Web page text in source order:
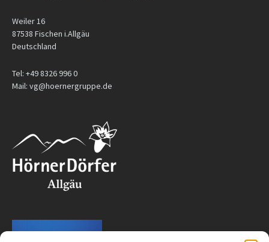
Weiler 16
87538 Fischen i.Allgäu
Deutschland
Tel: +49 8326 996 0
Mail: vg@hoernergruppe.de